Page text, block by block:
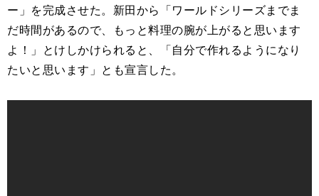
ー」を完成させた。新田から「ワールドシリーズまでま
だ時間があるので、もっと料理の腕が上がると思います
よ！」とけしかけられると、「自分で作れるようになり
たいと思います」とも宣言した。